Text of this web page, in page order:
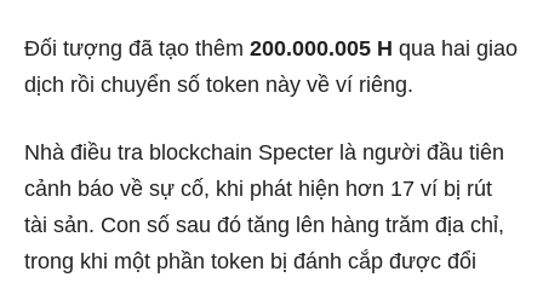
Đối tượng đã tạo thêm 200.000.005 H qua hai giao
dịch rồi chuyển số token này về ví riêng.
Nhà điều tra blockchain Specter là người đầu tiên
cảnh báo về sự cố, khi phát hiện hơn 17 ví bị rút
tài sản. Con số sau đó tăng lên hàng trăm địa chỉ,
trong khi một phần token bị đánh cắp được đổi